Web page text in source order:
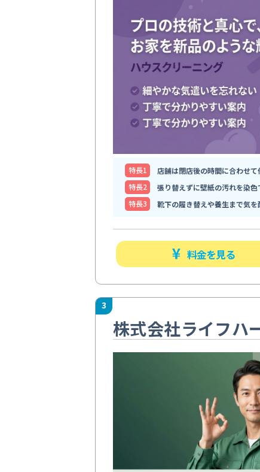
特⻑1
店舗は閉店後の時間に合わせ
特⻑2
張り替えずに壁紙の汚れを染色
特⻑3
靴下の履き替えや養生まで気を
料金を見る
3
株式会社ライフハ